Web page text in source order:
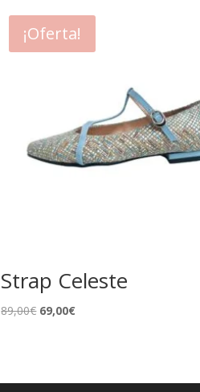
¡Oferta!
Strap Celeste
89,00€ El
89,00€.
69,00€El
69,00€.